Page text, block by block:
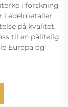
i forskning
i edelmetaller
på kvalitet,
til en pålitelig
Europa og